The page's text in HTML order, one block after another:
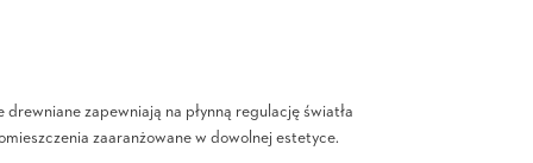
zapewniają na płynną regulację światła
zaaranżowane w dowolnej estetyce.